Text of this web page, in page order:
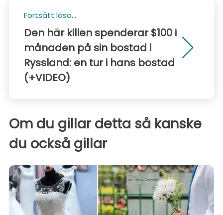
Fortsätt läsa...
Den här killen spenderar $100 i
månaden på sin bostad i
Ryssland: en tur i hans bostad
(+VIDEO)
Om du gillar detta så kanske
du också gillar